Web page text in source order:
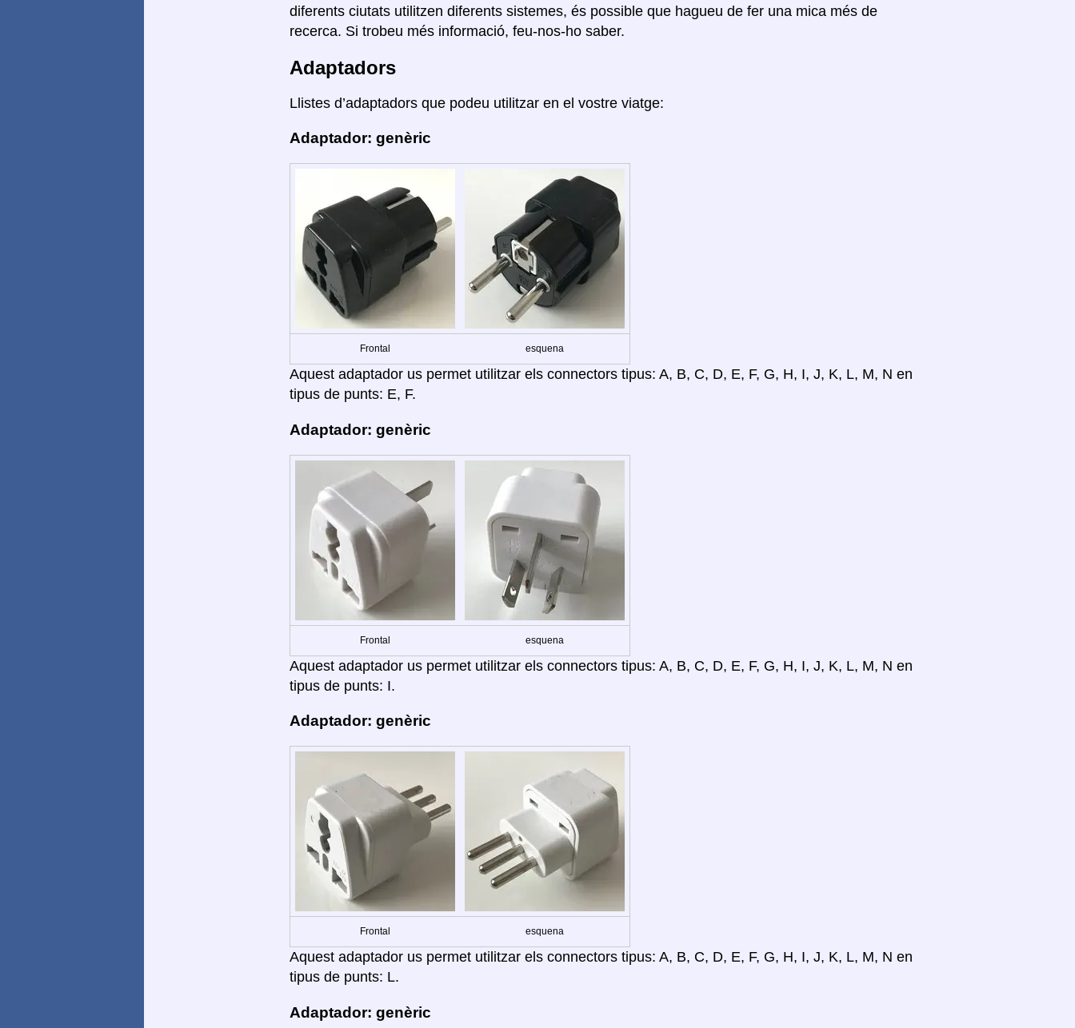
diferents ciutats utilitzen diferents sistemes, és possible que hagueu de fer una mica més de
recerca. Si trobeu més informació, feu-nos-ho saber.
Adaptadors
Llistes d’adaptadors que podeu utilitzar en el vostre viatge:
Adaptador: genèric
Frontal esquena
Aquest adaptador us permet utilitzar els connectors tipus: A, B, C, D, E, F, G, H, I, J, K, L, M, N en
tipus de punts: E, F.
Adaptador: genèric
Frontal esquena
Aquest adaptador us permet utilitzar els connectors tipus: A, B, C, D, E, F, G, H, I, J, K, L, M, N en
tipus de punts: I.
Adaptador: genèric
Frontal esquena
Aquest adaptador us permet utilitzar els connectors tipus: A, B, C, D, E, F, G, H, I, J, K, L, M, N en
tipus de punts: L.
Adaptador: genèric